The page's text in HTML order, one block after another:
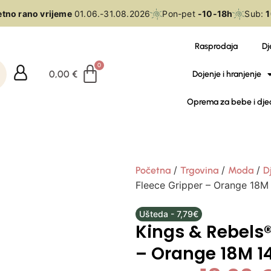
rano vrijeme01.06.-31.08.2026 Pon-pet-10-18h Sub:
0,00€
Rasprodaja
Dojenje i hranjenje
Oprema za bebe i
Početna / Trgovina / Moda /
Fleece Gripper – Orange 18M
Ušteda - 7,79€
Kings &
– Orange 18M